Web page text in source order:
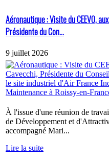
Aéronautique : Visite du CEEVO,
Présidente du Con...
9 juillet 2026
À l'issue d'une réunion de
de Développement et
accompagné Mari...
Lire la suite